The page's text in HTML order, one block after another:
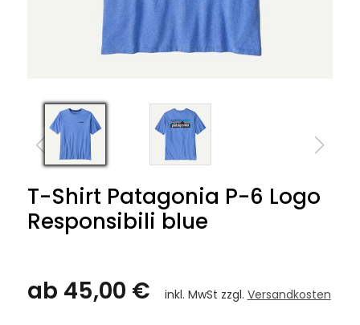
T-Shirt Patagonia P-6 Logo
Responsibili blue
ab 45,00 € inkl. MwSt zzgl. Versandkosten